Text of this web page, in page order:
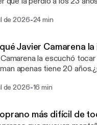
Norman y Elīna
(La Juive) y
voz — ni soprano, ni mezzo. Desde entonces,
video: qué separa a una
las cantantes que
en Salzburgo 2026, y por
Kimberly White,
de 2026-24 min
Javier Camarena
la escuchó tocar
apenas tiene 20
33 premios entre
En esta entrevista
y María
de 2026-16 min
más difícil de